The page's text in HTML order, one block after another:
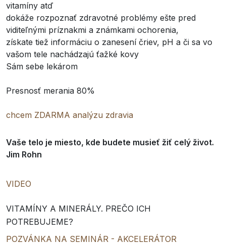
vitamíny atď
dokáže rozpoznať zdravotné problémy ešte pred
viditeľnými príznakmi a známkami ochorenia,
získate tiež informáciu o zanesení čriev, pH a či sa vo
vašom tele nachádzajú ťažké kovy
Sám sebe lekárom
Presnosť merania 80%
chcem ZDARMA analýzu zdravia
Vaše telo je miesto, kde budete musieť žiť celý život.
Jim Rohn
VIDEO
VITAMÍNY A MINERÁLY. PREČO ICH
POTREBUJEME?
POZVÁNKA NA SEMINÁR - AKCELERÁTOR